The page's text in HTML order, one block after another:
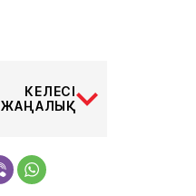
КЕЛЕСІ
ЖАҢАЛЫҚ